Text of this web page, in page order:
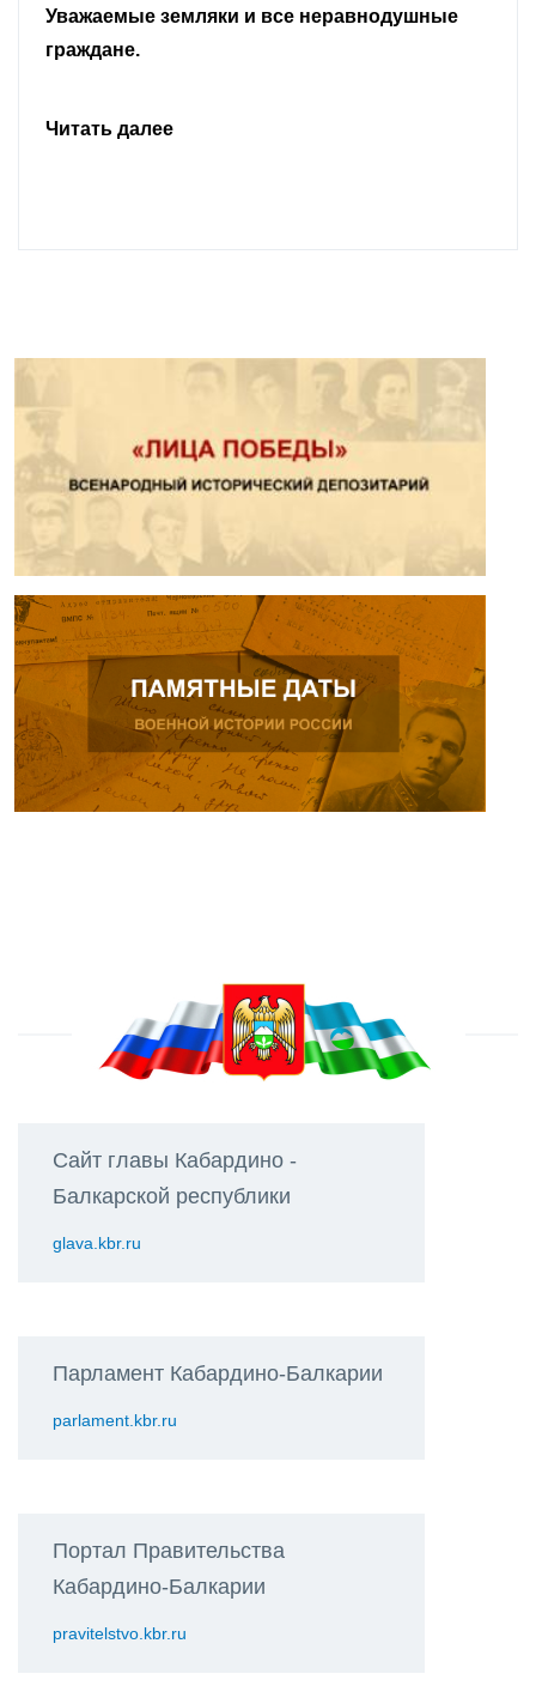
Уважаемые земляки и все неравнодушные
граждане.
Читать далее
Сайт главы Кабардино -
Балкарской республики
glava.kbr.ru
Парламент Кабардино-Балкарии
parlament.kbr.ru
Портал Правительства
Кабардино-Балкарии
pravitelstvo.kbr.ru